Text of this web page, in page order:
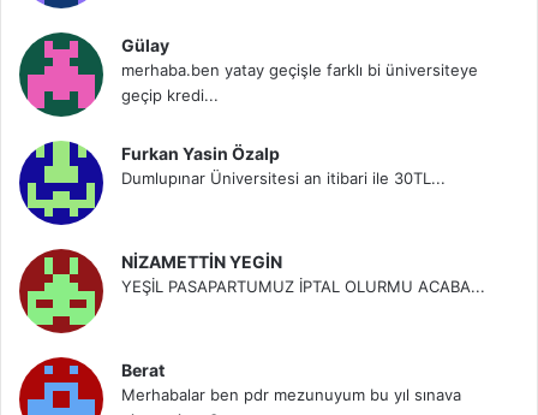
Gülay
merhaba.ben yatay geçişle farklı bi üniversiteye
geçip kredi...
Furkan Yasin Özalp
Dumlupınar Üniversitesi an itibari ile 30TL...
NİZAMETTİN YEGİN
YEŞİL PASAPARTUMUZ İPTAL OLURMU ACABA...
Berat
Merhabalar ben pdr mezunuyum bu yıl sınava